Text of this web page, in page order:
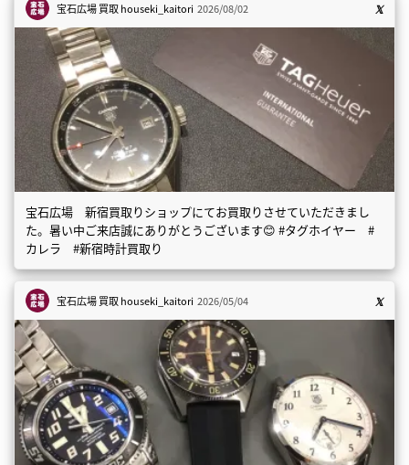
宝石広場 買取houseki_kaitori 2026/08/02
宝石広場 新宿買取りショップにてお買取りさせていただきまし
た。暑い中ご来店誠にありがとうございます😊 #タグホイヤー #
カレラ #新宿時計買取り
宝石広場 買取houseki_kaitori 2026/05/04